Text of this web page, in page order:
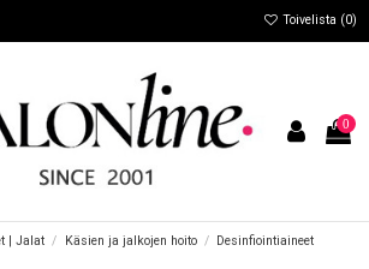
Toivelista (0)
0
| Jalat Käsien ja jalkojen hoito Desinfiointiaineet